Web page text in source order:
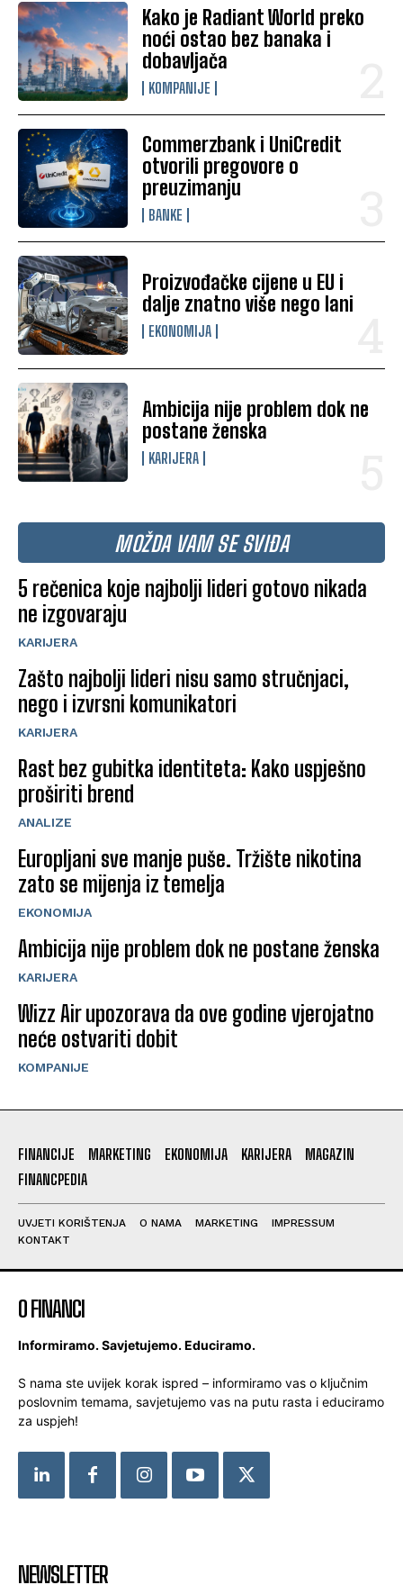
Kako je Radiant World preko
noći ostao bez banaka i
dobavljača
KOMPANIJE
Commerzbank i UniCredit
otvorili pregovore o
preuzimanju
BANKE
Proizvođačke cijene u EU i
dalje znatno više nego lani
EKONOMIJA
Ambicija nije problem dok ne
postane ženska
KARIJERA
MOŽDA VAM SE SVIĐA
5 rečenica koje najbolji lideri gotovo nikada
ne izgovaraju
KARIJERA
Zašto najbolji lideri nisu samo stručnjaci,
nego i izvrsni komunikatori
KARIJERA
Rast bez gubitka identiteta: Kako uspješno
proširiti brend
ANALIZE
Europljani sve manje puše. Tržište nikotina
zato se mijenja iz temelja
EKONOMIJA
Ambicija nije problem dok ne postane ženska
KARIJERA
Wizz Air upozorava da ove godine vjerojatno
neće ostvariti dobit
KOMPANIJE
FINANCIJE MARKETING EKONOMIJA KARIJERA
MAGAZIN
FINANCPEDIA
UVJETI KORIŠTENJA O NAMA MARKETING
IMPRESSUM
KONTAKT
O FINANCI
Informiramo. Savjetujemo. Educiramo.
S nama ste uvijek korak ispred – informiramo vas o ključnim
poslovnim temama, savjetujemo vas na putu rasta i educiramo
za uspjeh!
NEWSLETTER